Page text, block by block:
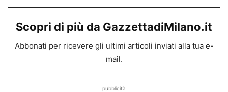
Scopri di più da GazzettadiMilano.it
Abbonati per ricevere gli ultimi articoli inviati alla tua e-
mail.
pubblicità